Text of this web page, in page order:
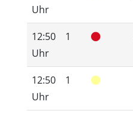
Uhr
12:50
Uhr
1
12:50
Uhr
1